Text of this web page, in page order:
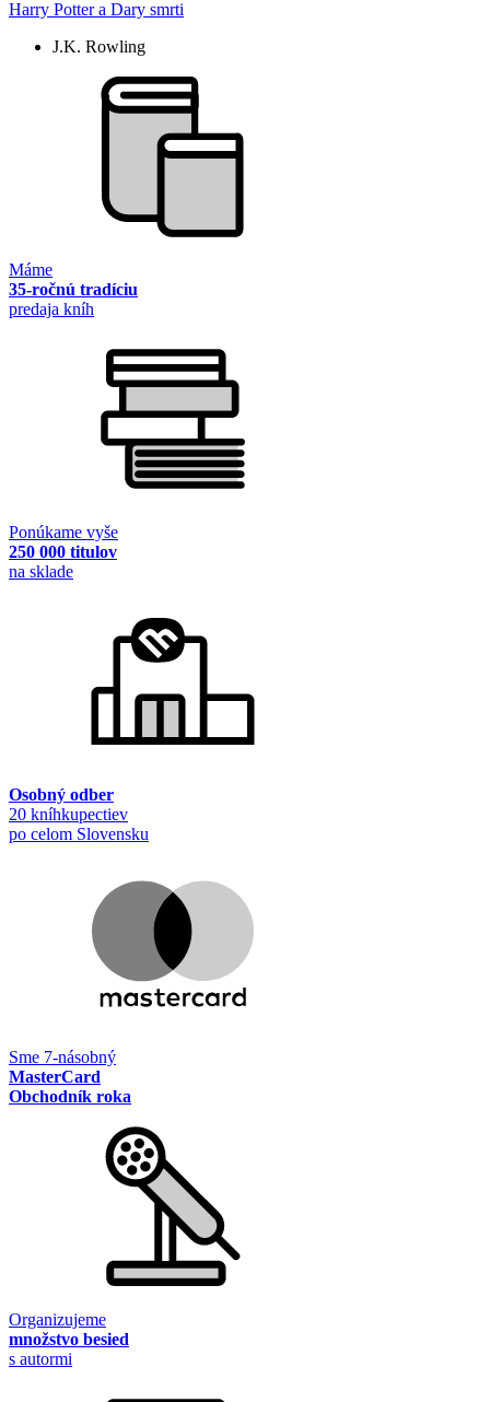
Harry Potter a Dary smrti
J.K. Rowling
Máme
35-ročnú tradíciu
predaja kníh
Ponúkame vyše
250 000 titulov
na sklade
Osobný odber
20 kníhkupectiev
po celom Slovensku
Sme 7-násobný
MasterCard
Obchodník roka
Organizujeme
množstvo besied
s autormi